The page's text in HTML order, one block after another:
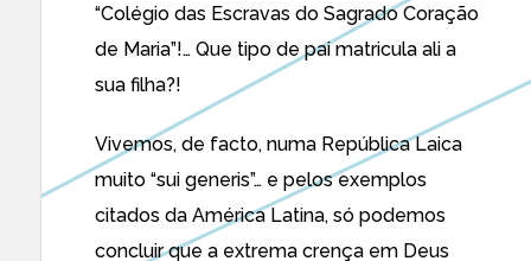
“Colégio das Escravas do Sagrado Coração
de Maria”!… Que tipo de pai matricula ali a
sua filha?!
Vivemos, de facto, numa República Laica
muito “sui generis”… e pelos exemplos
citados da América Latina, só podemos
concluir que a extrema crença em Deus